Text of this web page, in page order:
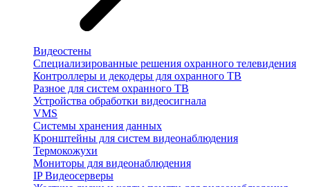
Видеостены
Специализированные решения охранного телевидения
Контроллеры и декодеры для охранного ТВ
Разное для систем охранного ТВ
Устройства обработки видеосигнала
VMS
Системы хранения данных
Кронштейны для систем видеонаблюдения
Термокожухи
Мониторы для видеонаблюдения
IP Видеосерверы